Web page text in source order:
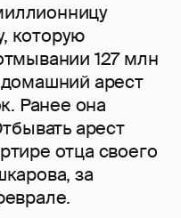
которую
127 млн
арест
Ранее она
арест
отца своего
за